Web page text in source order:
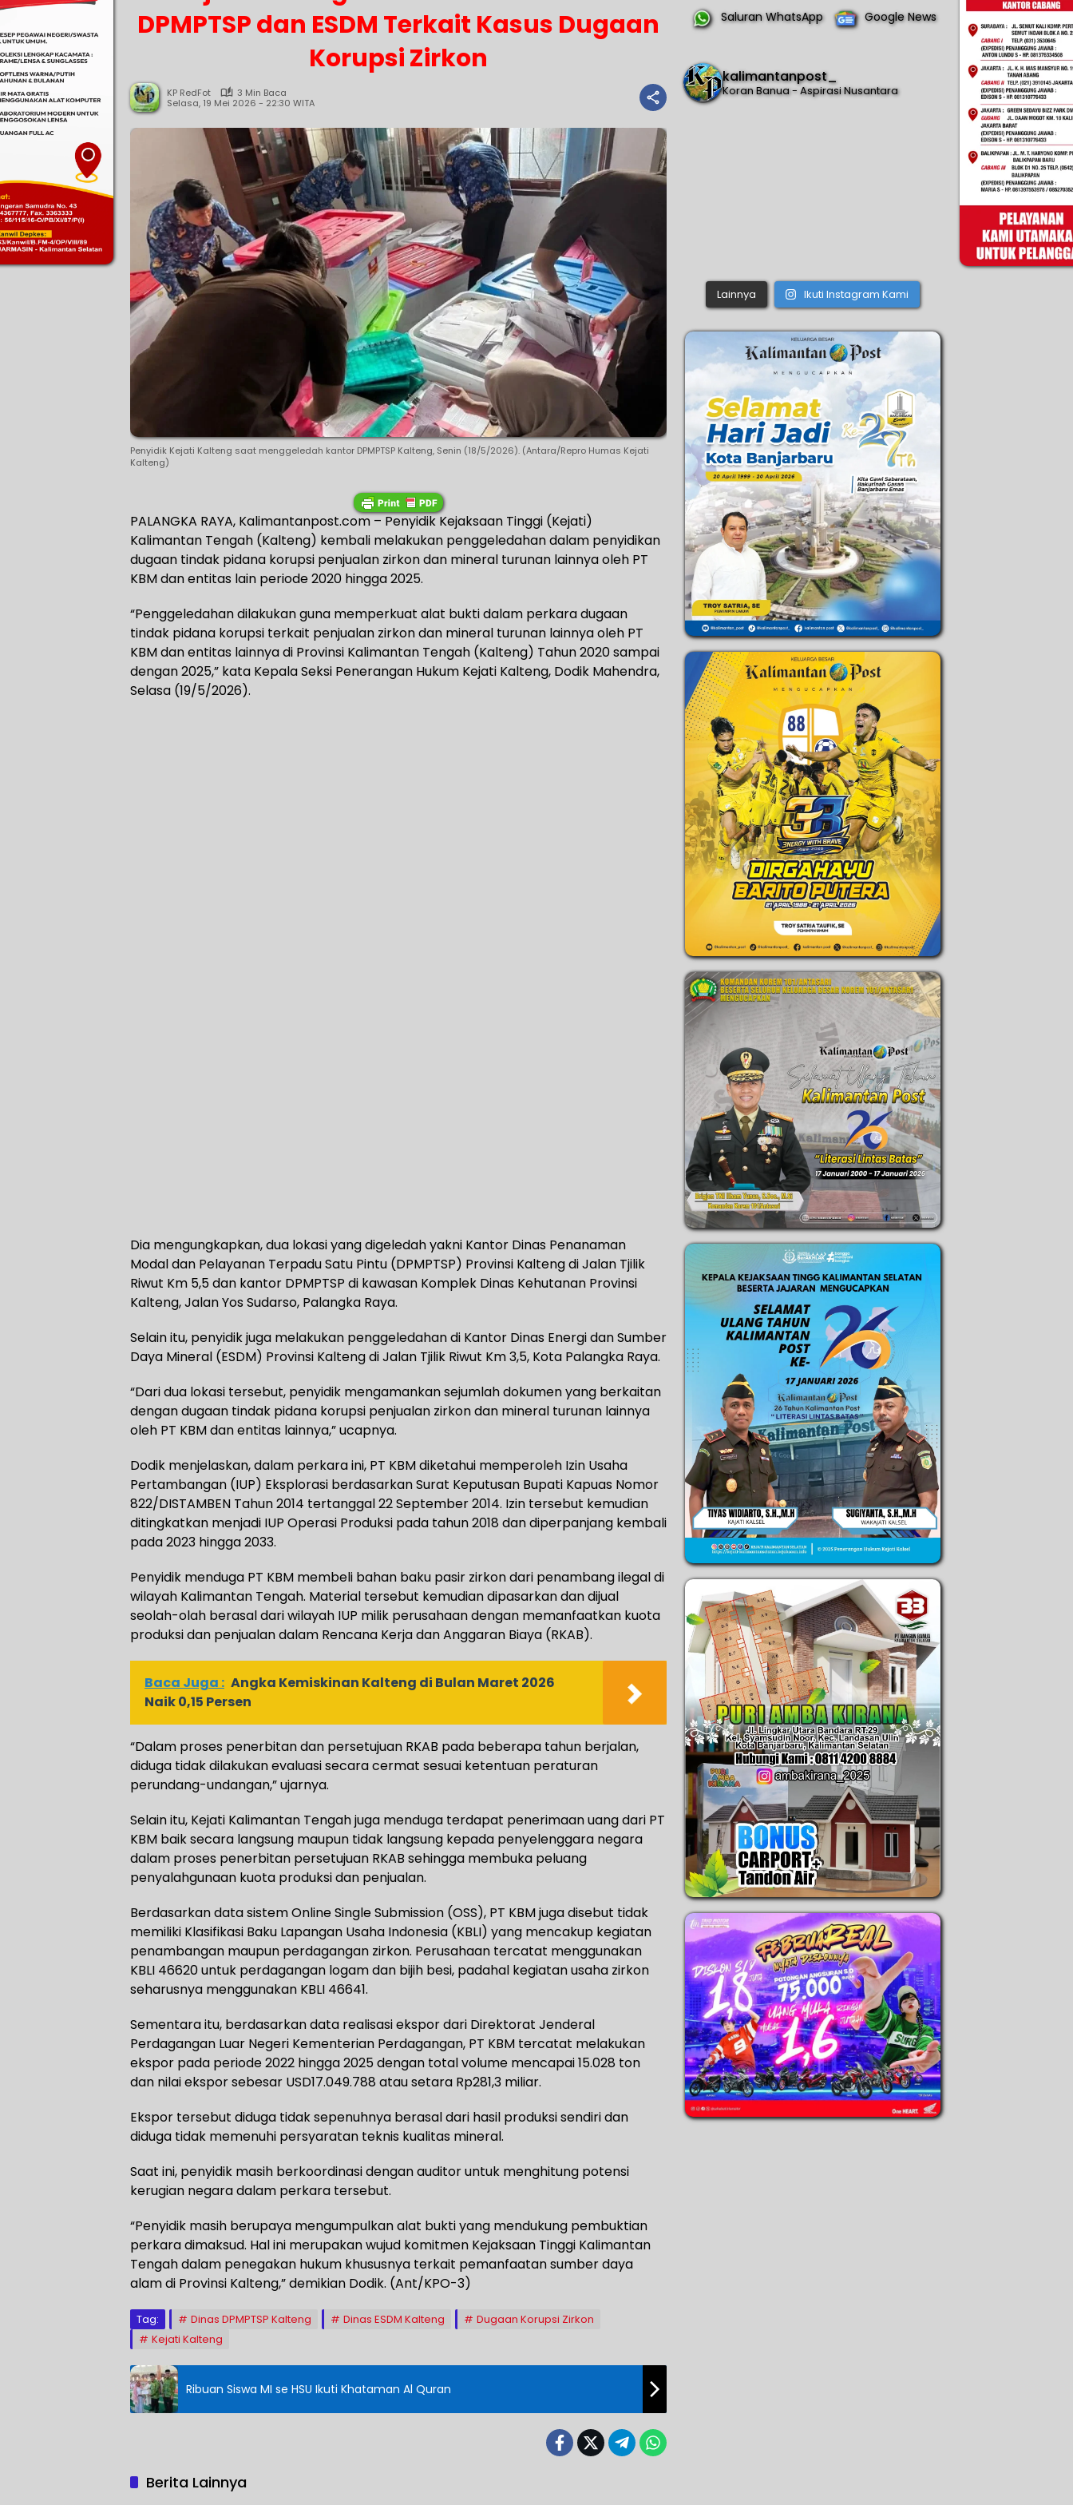
DPMPTSP dan ESDM Terkait Kasus Dugaan
Korupsi Zirkon
KP RedFot
3 Min Baca
Selasa, 19 Mei 2026 - 22:30 WITA
Penyidik Kejati Kalteng saat menggeledah kantor DPMPTSP Kalteng, Senin (18/5/2026). (Antara/Repro Humas Kejati
Kalteng)
PALANGKA RAYA, Kalimantanpost.com – Penyidik Kejaksaan Tinggi (Kejati)
Kalimantan Tengah (Kalteng) kembali melakukan penggeledahan dalam penyidikan
dugaan tindak pidana korupsi penjualan zirkon dan mineral turunan lainnya oleh PT
KBM dan entitas lain periode 2020 hingga 2025.
“Penggeledahan dilakukan guna memperkuat alat bukti dalam perkara dugaan
tindak pidana korupsi terkait penjualan zirkon dan mineral turunan lainnya oleh PT
KBM dan entitas lainnya di Provinsi Kalimantan Tengah (Kalteng) Tahun 2020 sampai
dengan 2025,” kata Kepala Seksi Penerangan Hukum Kejati Kalteng, Dodik Mahendra,
Selasa (19/5/2026).
Dia mengungkapkan, dua lokasi yang digeledah yakni Kantor Dinas Penanaman
Modal dan Pelayanan Terpadu Satu Pintu (DPMPTSP) Provinsi Kalteng di Jalan Tjilik
Riwut Km 5,5 dan kantor DPMPTSP di kawasan Komplek Dinas Kehutanan Provinsi
Kalteng, Jalan Yos Sudarso, Palangka Raya.
Selain itu, penyidik juga melakukan penggeledahan di Kantor Dinas Energi dan Sumber
Daya Mineral (ESDM) Provinsi Kalteng di Jalan Tjilik Riwut Km 3,5, Kota Palangka Raya.
“Dari dua lokasi tersebut, penyidik mengamankan sejumlah dokumen yang berkaitan
dengan dugaan tindak pidana korupsi penjualan zirkon dan mineral turunan lainnya
oleh PT KBM dan entitas lainnya,” ucapnya.
Dodik menjelaskan, dalam perkara ini, PT KBM diketahui memperoleh Izin Usaha
Pertambangan (IUP) Eksplorasi berdasarkan Surat Keputusan Bupati Kapuas Nomor
822/DISTAMBEN Tahun 2014 tertanggal 22 September 2014. Izin tersebut kemudian
ditingkatkan menjadi IUP Operasi Produksi pada tahun 2018 dan diperpanjang kembali
pada 2023 hingga 2033.
Penyidik menduga PT KBM membeli bahan baku pasir zirkon dari penambang ilegal di
wilayah Kalimantan Tengah. Material tersebut kemudian dipasarkan dan dijual
seolah-olah berasal dari wilayah IUP milik perusahaan dengan memanfaatkan kuota
produksi dan penjualan dalam Rencana Kerja dan Anggaran Biaya (RKAB).
Baca Juga : Angka Kemiskinan Kalteng di Bulan Maret 2026
Naik 0,15 Persen
“Dalam proses penerbitan dan persetujuan RKAB pada beberapa tahun berjalan,
diduga tidak dilakukan evaluasi secara cermat sesuai ketentuan peraturan
perundang-undangan,” ujarnya.
Selain itu, Kejati Kalimantan Tengah juga menduga terdapat penerimaan uang dari PT
KBM baik secara langsung maupun tidak langsung kepada penyelenggara negara
dalam proses penerbitan persetujuan RKAB sehingga membuka peluang
penyalahgunaan kuota produksi dan penjualan.
Berdasarkan data sistem Online Single Submission (OSS), PT KBM juga disebut tidak
memiliki Klasifikasi Baku Lapangan Usaha Indonesia (KBLI) yang mencakup kegiatan
penambangan maupun perdagangan zirkon. Perusahaan tercatat menggunakan
KBLI 46620 untuk perdagangan logam dan bijih besi, padahal kegiatan usaha zirkon
seharusnya menggunakan KBLI 46641.
Sementara itu, berdasarkan data realisasi ekspor dari Direktorat Jenderal
Perdagangan Luar Negeri Kementerian Perdagangan, PT KBM tercatat melakukan
ekspor pada periode 2022 hingga 2025 dengan total volume mencapai 15.028 ton
dan nilai ekspor sebesar USD17.049.788 atau setara Rp281,3 miliar.
Ekspor tersebut diduga tidak sepenuhnya berasal dari hasil produksi sendiri dan
diduga tidak memenuhi persyaratan teknis kualitas mineral.
Saat ini, penyidik masih berkoordinasi dengan auditor untuk menghitung potensi
kerugian negara dalam perkara tersebut.
“Penyidik masih berupaya mengumpulkan alat bukti yang mendukung pembuktian
perkara dimaksud. Hal ini merupakan wujud komitmen Kejaksaan Tinggi Kalimantan
Tengah dalam penegakan hukum khususnya terkait pemanfaatan sumber daya
alam di Provinsi Kalteng,” demikian Dodik. (Ant/KPO-3)
Tag: Dinas DPMPTSP Kalteng Dinas ESDM Kalteng
Dugaan Korupsi Zirkon
Kejati Kalteng
Ribuan Siswa MI se HSU Ikuti Khataman Al Quran
Berita Lainnya
Saluran WhatsApp Google News
kalimantanpost_
Koran Banua - Aspirasi Nusantara
Lainnya Ikuti Instagram Kami